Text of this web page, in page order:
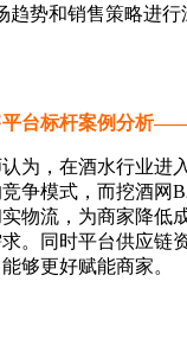
趋势和销售策略进
平台标杆案例分析
，在酒水行业进
争模式，而挖酒网
物流，为商家降低
。同时平台供应链
够更好赋能商家。